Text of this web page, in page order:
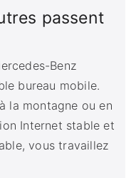
passent
Benz
bureau mobile.
la montagne ou en
Internet stable et
vous travaillez